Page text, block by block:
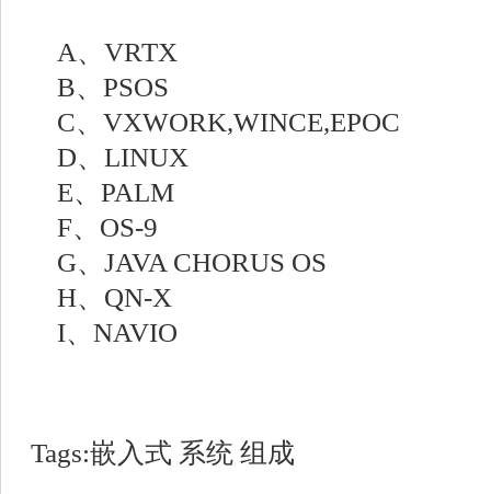
A、VRTX
B、PSOS
C、VXWORK,WINCE,EPOC
D、LINUX
E、PALM
F、OS-9
G、JAVA CHORUS OS
H、QN-X
I、NAVIO
Tags:嵌入式 系统 组成